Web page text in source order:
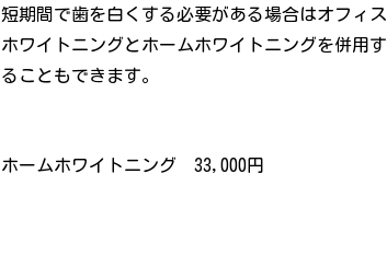
短期間で歯を白くする必要がある場合はオフィス
ホワイトニングとホームホワイトニングを併用す
ることもできます。
ホームホワイトニング 33,000円